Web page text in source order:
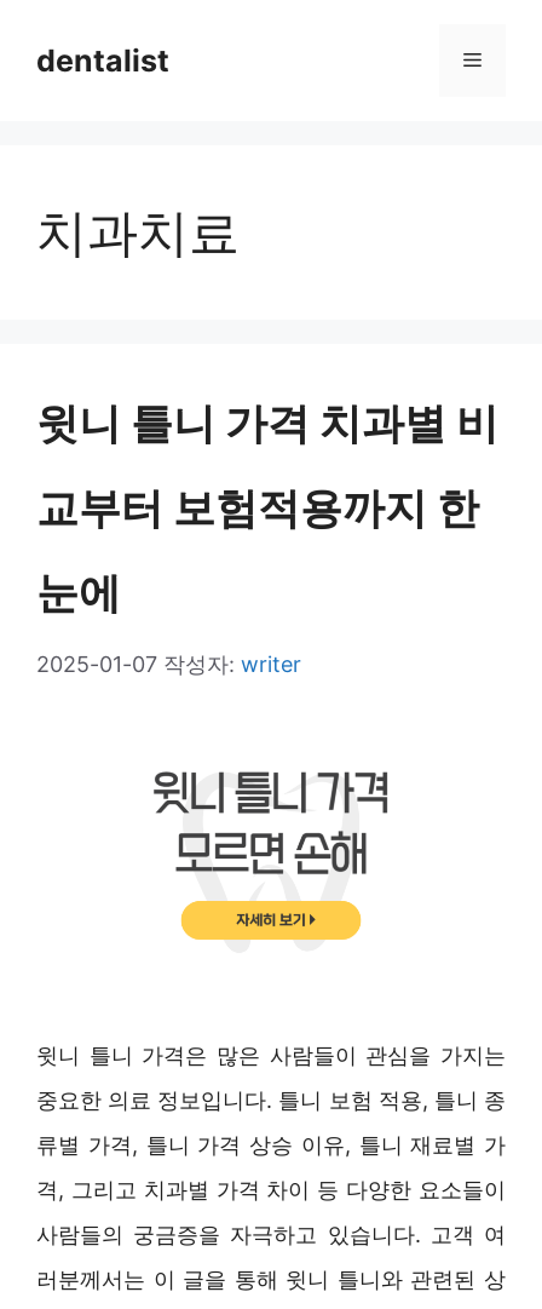
dentalist 메
치과치료
윗니 틀니 가격 치과별 비
교부터 보험적용까지 한
눈에
2025-01-07 작성자: writer
윗니 틀니 가격은 많은 사람들이 관심을 가지는
중요한 의료 정보입니다. 틀니 보험 적용, 틀니 종
류별 가격, 틀니 가격 상승 이유, 틀니 재료별 가
격, 그리고 치과별 가격 차이 등 다양한 요소들이
사람들의 궁금증을 자극하고 있습니다. 고객 여
러분께서는 이 글을 통해 윗니 틀니와 관련된 상